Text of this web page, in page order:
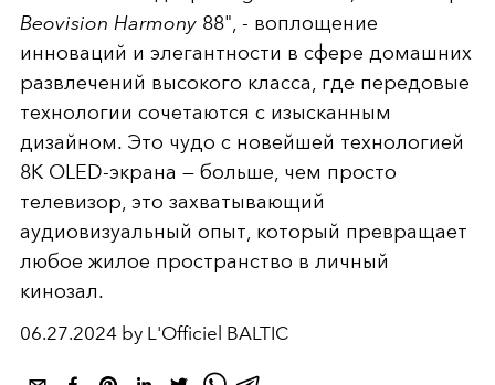
Beovision Harmony 88", - воплощение
инноваций и элегантности в сфере домашних
развлечений высокого класса, где передовые
технологии сочетаются с изысканным
дизайном. Это чудо с новейшей технологией
8K OLED-экрана — больше, чем просто
телевизор, это захватывающий
аудиовизуальный опыт, который превращает
любое жилое пространство в личный
кинозал.
06.27.2024 by L'Officiel BALTIC